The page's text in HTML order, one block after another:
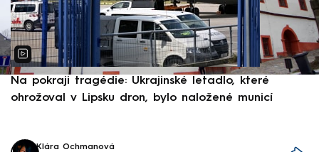
Na pokraji tragédie: Ukrajinské letadlo, které
ohrožoval v Lipsku dron, bylo naložené municí
Klára Ochmanová